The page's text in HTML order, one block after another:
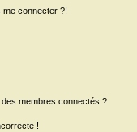
me connecter ?!
des membres connectés ?
!